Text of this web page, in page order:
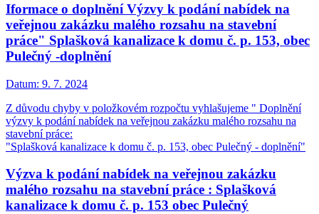
Iformace o doplnění Výzvy k podání nabídek na
veřejnou zakázku malého rozsahu na stavební
práce" Splašková kanalizace k domu č. p. 153, obec
Pulečný -doplnění
Datum: 9. 7. 2024
Z důvodu chyby v položkovém rozpočtu vyhlašujeme " Doplnění
výzvy k podání nabídek na veřejnou zakázku malého rozsahu na
stavební práce:
"Splašková kanalizace k domu č. p. 153, obec Pulečný - doplnění"
Výzva k podání nabídek na veřejnou zakázku
malého rozsahu na stavební práce : Splašková
kanalizace k domu č. p. 153 obec Pulečný